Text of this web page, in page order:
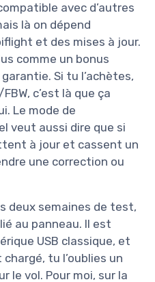
avec d’autres
là on dépend
et des mises à jour.
comme un bonus
Si tu l’achètes,
c’est là que ça
Le mode de
veut aussi dire que si
à jour et cassent un
une correction ou
deux semaines de test,
au panneau. Il est
USB classique, et
tu l’oublies un
le vol. Pour moi, sur la